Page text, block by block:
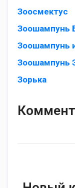
Зоосмектус
Зоошампунь
Зоошампунь
Зоошампунь
Зорька